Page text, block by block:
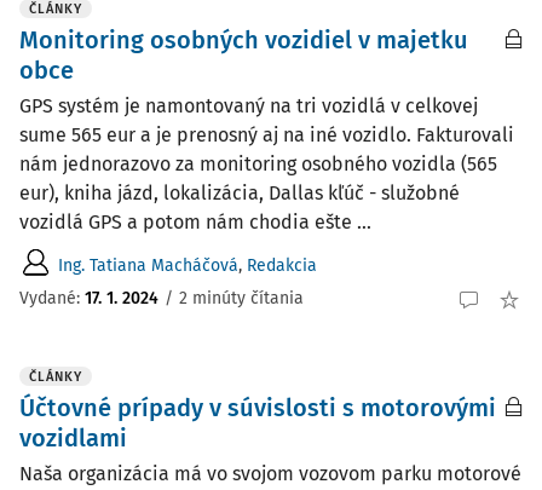
ČLÁNKY
Monitoring osobných vozidiel v majetku
obce
GPS systém je namontovaný na tri vozidlá v celkovej
sume 565 eur a je prenosný aj na iné vozidlo. Fakturovali
nám jednorazovo za monitoring osobného vozidla (565
eur), kniha jázd, lokalizácia, Dallas kľúč - služobné
vozidlá GPS a potom nám chodia ešte ...
Ing. Tatiana Macháčová, Redakcia
Vydané: 17. 1. 2024 / 2 minúty čítania
ČLÁNKY
Účtovné prípady v súvislosti s motorovými
vozidlami
Naša organizácia má vo svojom vozovom parku motorové